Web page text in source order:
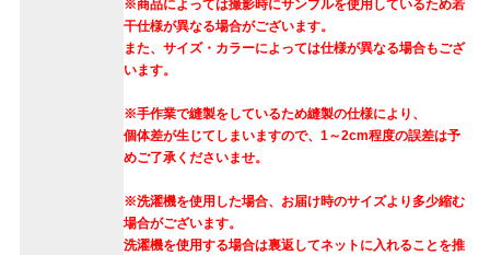
※商品によっては撮影時にサンプルを使用しているため若
干仕様が異なる場合がございます。
また、サイズ・カラーによっては仕様が異なる場合もござ
います。
※手作業で縫製をしているため縫製の仕様により、
個体差が生じてしまいますので、1～2cm程度の誤差は予
めご了承くださいませ。
※洗濯機を使用した場合、お届け時のサイズより多少縮む
場合がございます。
洗濯機を使用する場合は裏返してネットに入れることを推